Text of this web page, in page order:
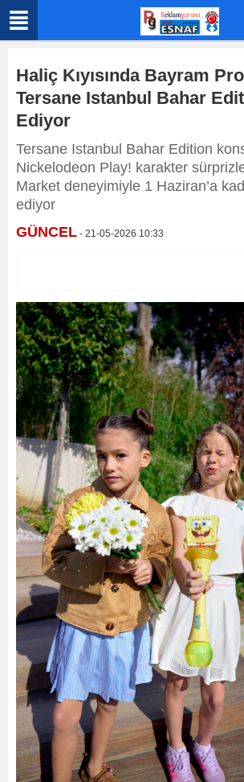
Haliç Kıyısında Bayram
Tersane Istanbul Bahar
Ediyor
Tersane Istanbul Bahar Edition
Nickelodeon Play! karakter
Market deneyimiyle 1 Haziran’a
ediyor
GÜNCEL - 21-05-2026 10:33